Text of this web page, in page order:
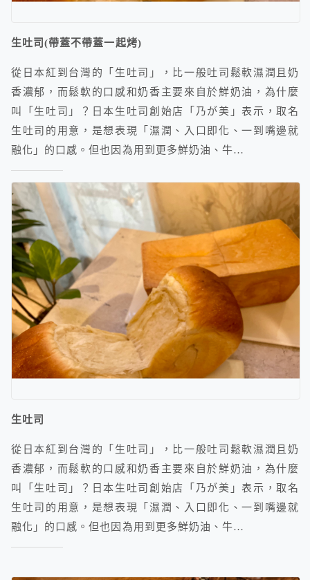
生吐司(帶蓋不帶蓋一起烤)
從日本紅到台灣的「生吐司」，比一般吐司鬆軟濕潤且奶
香濃郁，而鬆軟的口感和奶香主要來自於鮮奶油，為什麼
叫「生吐司」？日本生吐司創始店「乃が美」表示，取名
生吐司的用意，是想表現「濕潤、入口即化、一到嘴邊就
融化」的口感。但也因為用到更多鮮奶油、牛…
生吐司
從日本紅到台灣的「生吐司」，比一般吐司鬆軟濕潤且奶
香濃郁，而鬆軟的口感和奶香主要來自於鮮奶油，為什麼
叫「生吐司」？日本生吐司創始店「乃が美」表示，取名
生吐司的用意，是想表現「濕潤、入口即化、一到嘴邊就
融化」的口感。但也因為用到更多鮮奶油、牛…